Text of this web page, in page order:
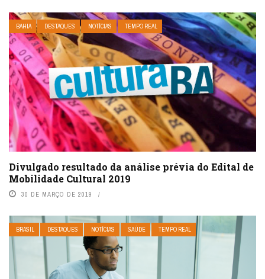
BAHIA DESTAQUES NOTÍCIAS TEMPO REAL
Divulgado resultado da análise prévia do Edital de
Mobilidade Cultural 2019
30 DE MARÇO DE 2019
BRASIL DESTAQUES NOTÍCIAS SAÚDE TEMPO REAL